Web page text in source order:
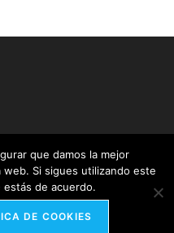
All rights reserved.
que damos la mejor
Si sigues utilizando este
estás de acuerdo.
DE COOKIES